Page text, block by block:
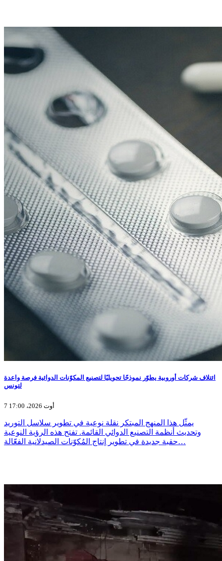
ائتلاف شركات أوروبية يطوّر نموذجًا تحويليًا لتصنيع المكوّنات الدوائية فرصة واعدة
لتونس
7 أوت 2026، 17:00
يمثّل هذا المنهج المبتكر نقلة نوعية في تطوير سلاسل التوريد
وتحديث أنظمة التصنيع الدوائي القائمة. تفتح هذه الرؤية النوعية
حقبة جديدة في تطوير إنتاج المُكوّنات الصيدلانية الفعّالة…